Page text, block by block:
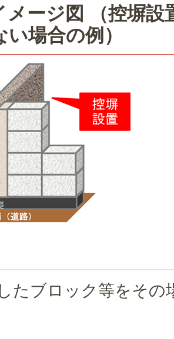
メージ図 （控塀設
い場合の例）
たブロック等をその